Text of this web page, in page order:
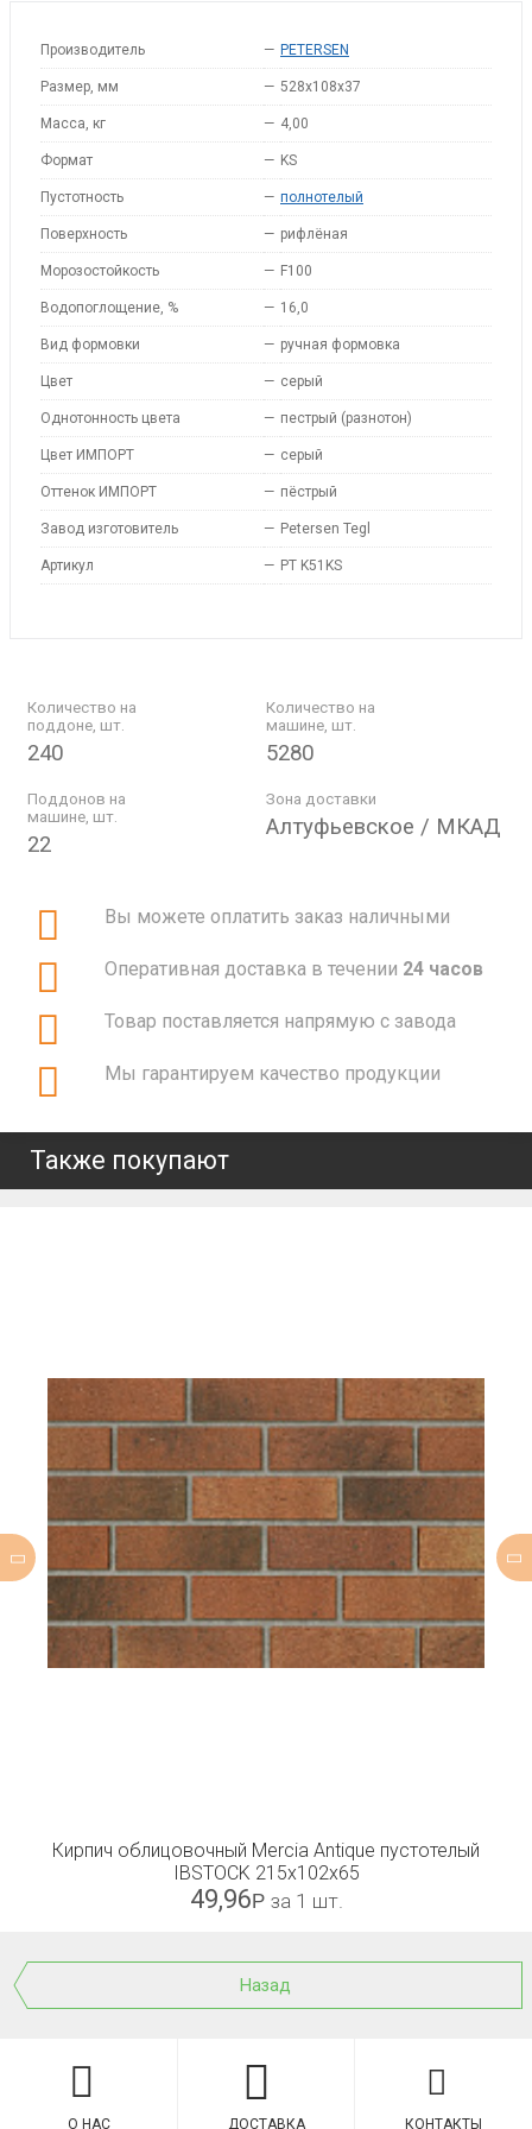
Производитель — PETERSEN
Размер, мм — 528x108x37
Масса, кг — 4,00
Формат — KS
Пустотность — полнотелый
Поверхность — рифлёная
Морозостойкость — F100
Водопоглощение, % — 16,0
Вид формовки — ручная формовка
Цвет — серый
Однотонность цвета — пестрый (разнотон)
Цвет ИМПОРТ — серый
Оттенок ИМПОРТ — пёстрый
Завод изготовитель — Petersen Tegl
Артикул — PT K51KS
Количество на
поддоне, шт.
240
Количество на
машине, шт.
5280
Поддонов на
машине, шт.
22
Зона доставки
Алтуфьевское / МКАД
Вы можете оплатить заказ наличными
Оперативная доставка в течении 24 часов
Товар поставляется напрямую с завода
Мы гарантируем качество продукции
Также покупают
Кирпич облицовочный Mercia Antique пустотелый
IBSTOCK 215x102x65
49,96Р за 1 шт.
Назад
О НАС ДОСТАВКА КОНТАКТЫ